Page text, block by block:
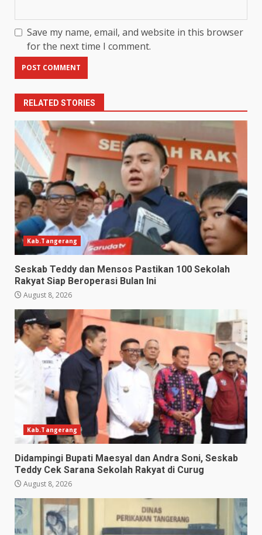
Save my name, email, and website in this browser
for the next time I comment.
RELATED STORIES
Kab.Tangerang
Seskab Teddy dan Mensos Pastikan 100 Sekolah
Rakyat Siap Beroperasi Bulan Ini
August 8, 2026
Kab.Tangerang
Didampingi Bupati Maesyal dan Andra Soni, Seskab
Teddy Cek Sarana Sekolah Rakyat di Curug
August 8, 2026